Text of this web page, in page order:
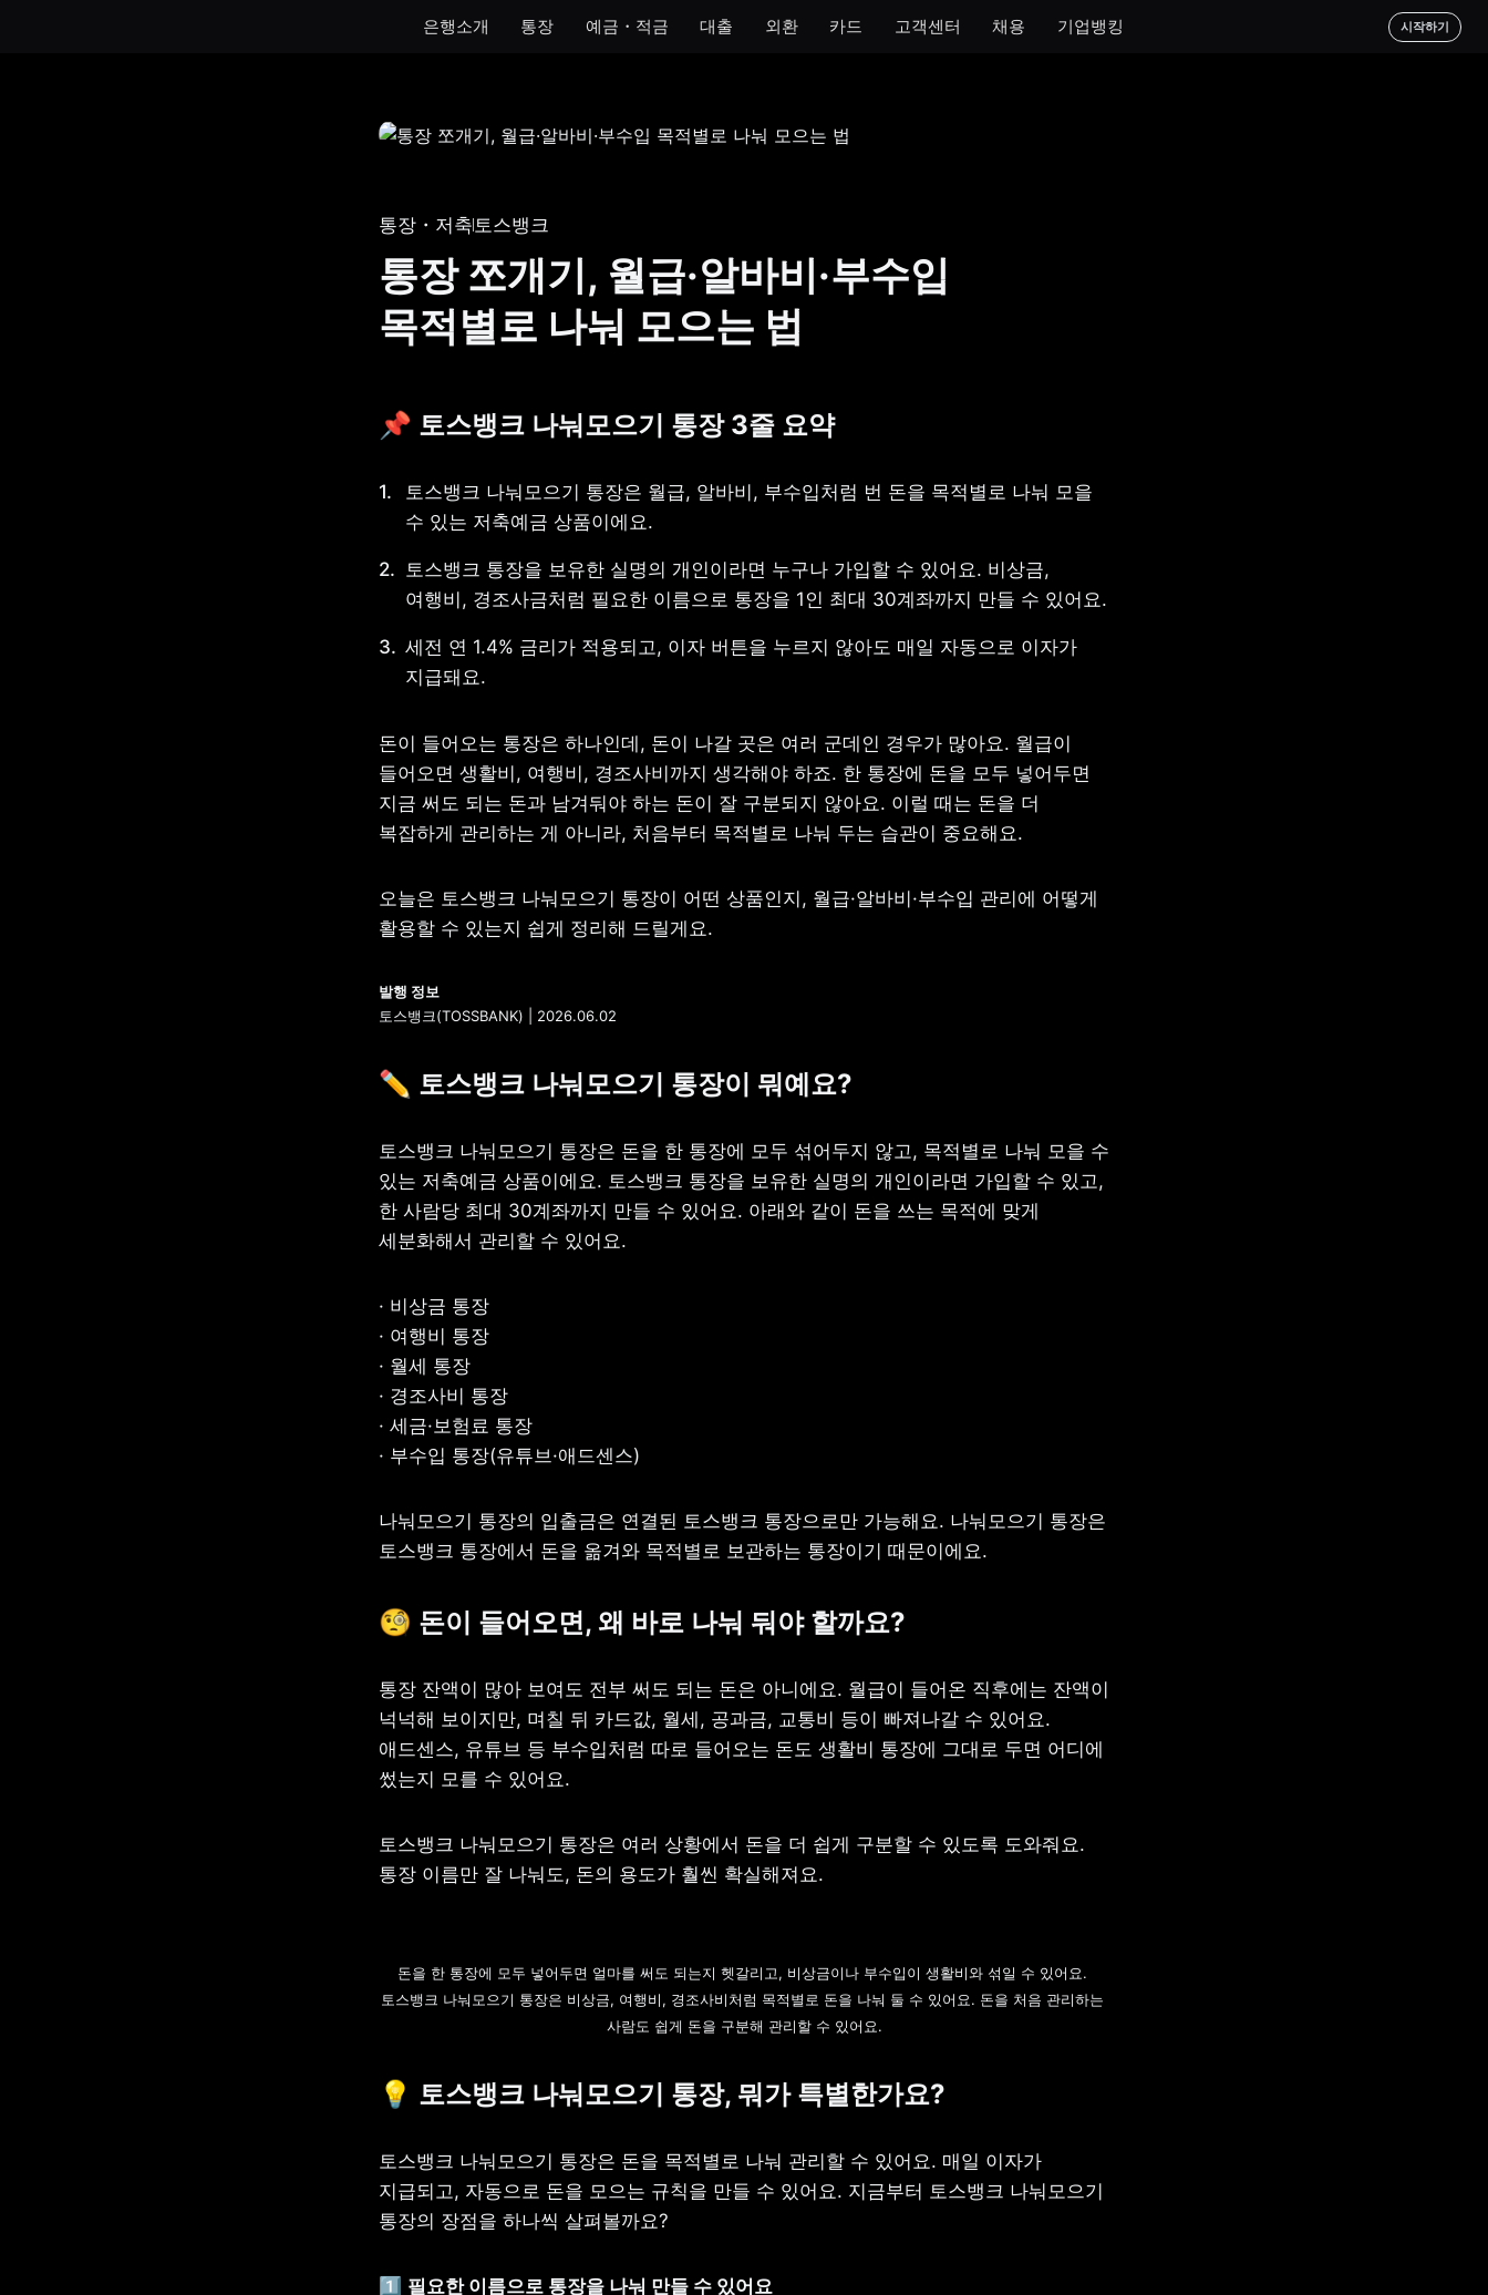
은행소개 통장 예금・적금 대출 외환 카드 고객센터 채용 기업뱅킹 시작하기
토스뱅크 통장
게임 저금통
생계비보호 통장
모임 통장아이 통장 개인사업자 통장
통장・저축 토스뱅크
통장 쪼개기, 월급·알바비·부수입
목적별로 나눠 모으는 법
📌 토스뱅크 나눠모으기 통장 3줄 요약
토스뱅크 나눠모으기 통장은 월급, 알바비, 부수입처럼 번 돈을 목적별로 나눠 모을
수 있는 저축예금 상품이에요.
토스뱅크 통장을 보유한 실명의 개인이라면 누구나 가입할 수 있어요. 비상금,
여행비, 경조사금처럼 필요한 이름으로 통장을 1인 최대 30계좌까지 만들 수 있어요.
세전 연 1.4% 금리가 적용되고, 이자 버튼을 누르지 않아도 매일 자동으로 이자가
지급돼요.
돈이 들어오는 통장은 하나인데, 돈이 나갈 곳은 여러 군데인 경우가 많아요. 월급이
들어오면 생활비, 여행비, 경조사비까지 생각해야 하죠. 한 통장에 돈을 모두 넣어두면
지금 써도 되는 돈과 남겨둬야 하는 돈이 잘 구분되지 않아요. 이럴 때는 돈을 더
복잡하게 관리하는 게 아니라, 처음부터 목적별로 나눠 두는 습관이 중요해요.
오늘은 토스뱅크 나눠모으기 통장이 어떤 상품인지, 월급·알바비·부수입 관리에 어떻게
활용할 수 있는지 쉽게 정리해 드릴게요.
토스뱅크(TOSSBANK) | 2026.06.02
✏️ 토스뱅크 나눠모으기 통장이 뭐예요?
토스뱅크 나눠모으기 통장은 돈을 한 통장에 모두 섞어두지 않고, 목적별로 나눠 모을 수
있는 저축예금 상품이에요. 토스뱅크 통장을 보유한 실명의 개인이라면 가입할 수 있고,
한 사람당 최대 30계좌까지 만들 수 있어요. 아래와 같이 돈을 쓰는 목적에 맞게
세분화해서 관리할 수 있어요.
· 비상금 통장
· 여행비 통장
· 월세 통장
· 경조사비 통장
· 세금·보험료 통장
· 부수입 통장(유튜브·애드센스)
나눠모으기 통장의 입출금은 연결된 토스뱅크 통장으로만 가능해요. 나눠모으기 통장은
토스뱅크 통장에서 돈을 옮겨와 목적별로 보관하는 통장이기 때문이에요.
🧐 돈이 들어오면, 왜 바로 나눠 둬야 할까요?
통장 잔액이 많아 보여도 전부 써도 되는 돈은 아니에요. 월급이 들어온 직후에는 잔액이
넉넉해 보이지만, 며칠 뒤 카드값, 월세, 공과금, 교통비 등이 빠져나갈 수 있어요.
애드센스, 유튜브 등 부수입처럼 따로 들어오는 돈도 생활비 통장에 그대로 두면 어디에
썼는지 모를 수 있어요.
토스뱅크 나눠모으기 통장은 여러 상황에서 돈을 더 쉽게 구분할 수 있도록 도와줘요.
통장 이름만 잘 나눠도, 돈의 용도가 훨씬 확실해져요.
돈을 한 통장에 모두 넣어두면 얼마를 써도 되는지 헷갈리고, 비상금이나 부수입이 생활비와 섞일 수 있어요.
토스뱅크 나눠모으기 통장은 비상금, 여행비, 경조사비처럼 목적별로 돈을 나눠 둘 수 있어요. 돈을 처음 관리하는
사람도 쉽게 돈을 구분해 관리할 수 있어요.
💡 토스뱅크 나눠모으기 통장, 뭐가 특별한가요?
토스뱅크 나눠모으기 통장은 돈을 목적별로 나눠 관리할 수 있어요. 매일 이자가
지급되고, 자동으로 돈을 모으는 규칙을 만들 수 있어요. 지금부터 토스뱅크 나눠모으기
통장의 장점을 하나씩 살펴볼까요?
1️⃣